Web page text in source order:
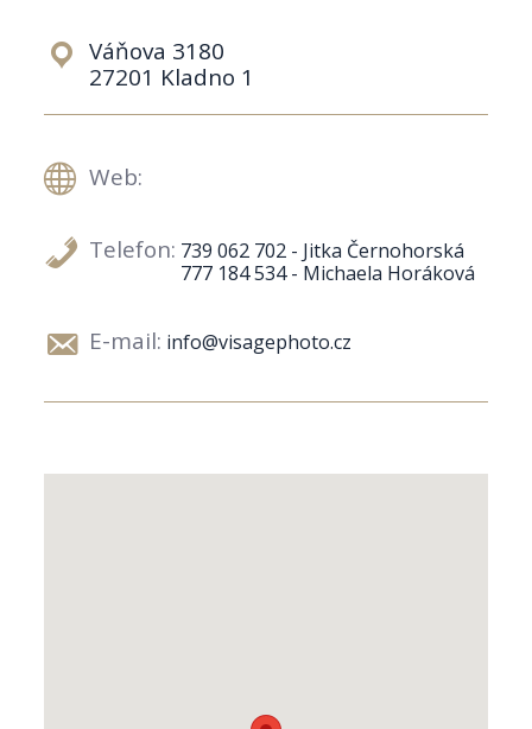
Váňova 3180
27201 Kladno 1
Web:
Telefon: 739 062 702 - Jitka Černohorská
777 184 534 - Michaela Horáková
E-mail: info@visagephoto.cz